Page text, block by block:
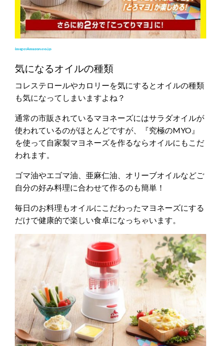
Image:Amazon.co.jp
気になるオイルの種類
コレステロールやカロリーを気にするとオイルの種類
も気になってしまいますよね？
通常の市販されているマヨネーズにはサラダオイルが
使われているのがほとんどですが、『究極のMYO』
を使って自家製マヨネーズを作るならオイルにもこだ
われます。
ゴマ油やエゴマ油、亜麻仁油、オリーブオイルなどご
自分の好み料理に合わせて作るのも簡単！
毎日のお料理もオイルにこだわったマヨネーズにする
だけで健康的で楽しい食卓になっちゃいます。